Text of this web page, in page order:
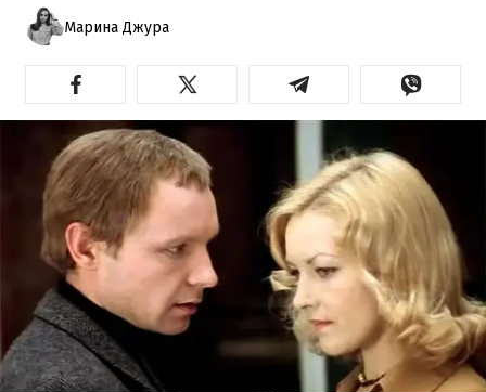
Марина Джура